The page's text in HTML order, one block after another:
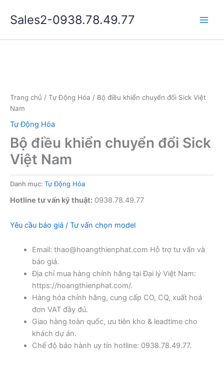
dung
Sales2-0938.78.49.77
Trang chủ / Tự Động Hóa / Bộ điều khiển chuyển đổi Sick Việt
Nam
Tự Động Hóa
Bộ điều khiển chuyển đổi Sick
Việt Nam
Danh mục: Tự Động Hóa
Hotline tư vấn kỹ thuật: 0938.78.49.77
Yêu cầu báo giá / Tư vấn chọn model
Email: thao@hoangthienphat.com Hỗ trợ tư vấn và
báo giá.
Địa chỉ mua hàng chính hãng tại Đại lý Việt Nam:
https://hoangthienphat.com/.
Hàng hóa chính hãng, cung cấp CO, CQ, xuất hoá
đơn VAT đầy đủ.
Giao hàng toàn quốc, ưu tiên kho & leadtime cho
khách dự án.
Chế độ bảo hành uy tín hotline: 0938.78.49.77.